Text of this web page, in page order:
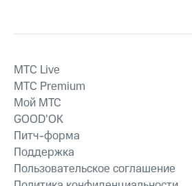
MTС Live
MTС Premium
Мой МТС
GOOD’OK
Питч-форма
Поддержка
Пользовательское соглашение